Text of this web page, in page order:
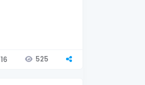
16 525